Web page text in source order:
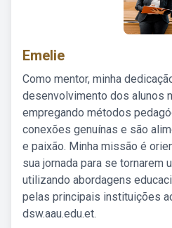
Emelie
Como mentor, minha
desenvolvimento dos alunos
empregando métodos
conexões genuínas e são
e paixão. Minha missão é
sua jornada para se tornarem
utilizando abordagens
pelas principais instituições
dsw.aau.edu.et.